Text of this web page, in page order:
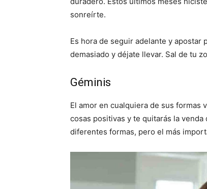
sonreírte.
Es hora de seguir adelante y
demasiado y déjate llevar. Sal de tu
Géminis
El amor en cualquiera de sus formas
cosas positivas y te quitarás la
diferentes formas, pero el más